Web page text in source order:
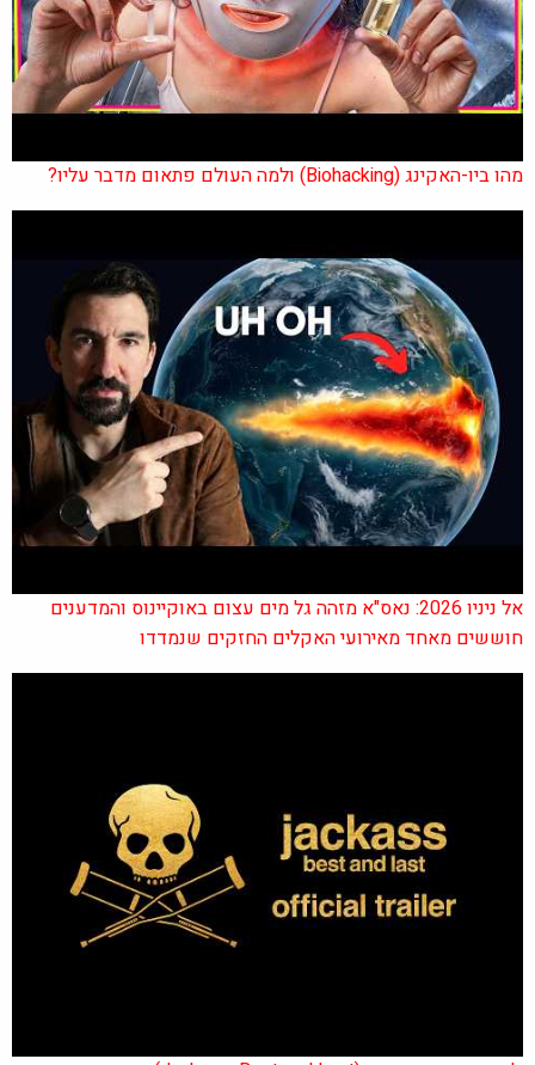
מהו ביו-האקינג (Biohacking) ולמה העולם פתאום מדבר עליו?
אל ניניו 2026: נאס"א מזהה גל מים עצום באוקיינוס והמדענים
חוששים מאחד מאירועי האקלים החזקים שנמדדו